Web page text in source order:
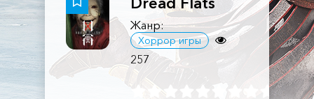
Жанр:
Хоррор игры
257